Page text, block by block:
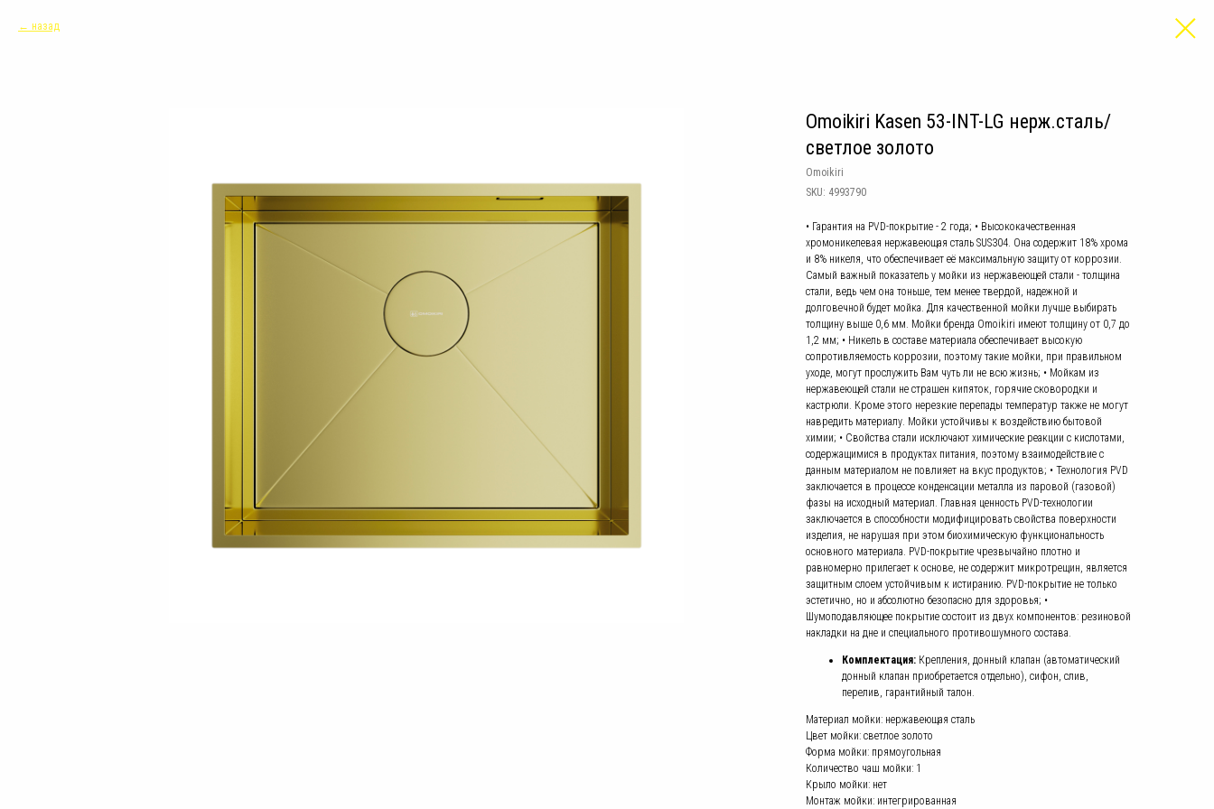
назад
Omoikiri Kasen 53-INT-LG нерж.сталь/
светлое золото
Omoikiri
SKU: 4993790
• Гарантия на PVD-покрытие - 2 года; • Высококачественная
хромоникелевая нержавеющая сталь SUS304. Она содержит 18% хрома
и 8% никеля, что обеспечивает её максимальную защиту от коррозии.
Самый важный показатель у мойки из нержавеющей стали - толщина
стали, ведь чем она тоньше, тем менее твердой, надежной и
долговечной будет мойка. Для качественной мойки лучше выбирать
толщину выше 0,6 мм. Мойки бренда Omoikiri имеют толщину от 0,7 до
1,2 мм; • Никель в составе материала обеспечивает высокую
сопротивляемость коррозии, поэтому такие мойки, при правильном
уходе, могут прослужить Вам чуть ли не всю жизнь; • Мойкам из
нержавеющей стали не страшен кипяток, горячие сковородки и
кастрюли. Кроме этого нерезкие перепады температур также не могут
навредить материалу. Мойки устойчивы к воздействию бытовой
химии; • Свойства стали исключают химические реакции с кислотами,
содержащимися в продуктах питания, поэтому взаимодействие с
данным материалом не повлияет на вкус продуктов; • Технология PVD
заключается в процессе конденсации металла из паровой (газовой)
фазы на исходный материал. Главная ценность PVD-технологии
заключается в способности модифицировать свойства поверхности
изделия, не нарушая при этом биохимическую функциональность
основного материала. PVD-покрытие чрезвычайно плотно и
равномерно прилегает к основе, не содержит микротрещин, является
защитным слоем устойчивым к истиранию. PVD-покрытие не только
эстетично, но и абсолютно безопасно для здоровья; •
Шумоподавляющее покрытие состоит из двух компонентов: резиновой
накладки на дне и специального противошумного состава.
Комплектация: Крепления, донный клапан (автоматический
донный клапан приобретается отдельно), сифон, слив,
перелив, гарантийный талон.
Материал мойки: нержавеющая сталь
Цвет мойки: светлое золото
Форма мойки: прямоугольная
Количество чаш мойки: 1
Крыло мойки: нет
Монтаж мойки: интегрированная